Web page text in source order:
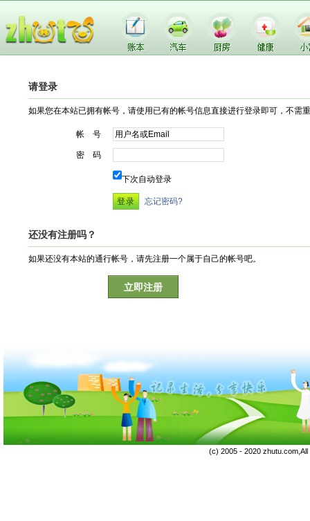
请登录
如果您在本站已拥有帐号，请使用已有的帐号信息直接进行登录即可，不需
帐 号
密 码
下次自动登录
忘记密码?
还没有注册吗？
如果还没有本站的通行帐号，请先注册一个属于自己的帐号吧。
立即注册
(c) 2005 - 2020